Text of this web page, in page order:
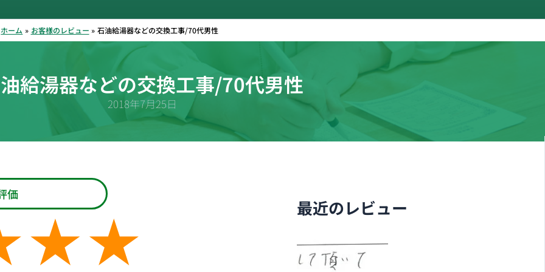
ホーム お客様のレビュー 石油給湯器などの交換工事/70代男性
給湯器などの交換工事/70代男性
2018年7月25日
価
最近のレビュー